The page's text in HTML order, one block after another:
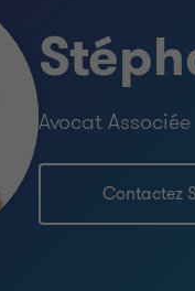
Avocat Associée
Contactez